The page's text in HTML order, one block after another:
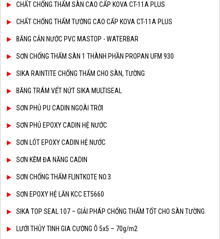
CHẤT CHỐNG THẤM SÀN CAO CẤP KOVA CT-11A PLUS
CHẤT CHỐNG THẤM TƯỜNG CAO CẤP KOVA CT-11A PLUS
BĂNG CẢN NƯỚC PVC MASTOP - WATERBAR
SƠN CHỐNG THẤM SÀN 1 THÀNH PHẦN PROPAN UFM 930
SIKA RAINTITE CHỐNG THẤM CHO SÀN, TƯỜNG
BĂNG TRÁM VẾT NỨT SIKA MULTISEAL
SƠN PHỦ PU CADIN NGOÀI TRỜI
SƠN PHỦ EPOXY CADIN HỆ NƯỚC
SƠN LÓT EPOXY CADIN HỆ NƯỚC
SƠN KẼM ĐA NĂNG CADIN
SƠN CHỐNG THẤM FLINTKOTE NO.3
SƠN EPOXY HỆ LĂN KCC ET5660
SIKA TOP SEAL 107 – GIẢI PHÁP CHỐNG THẤM TỐT CHO SÀN TƯỜNG
LƯỚI THỦY TINH GIA CƯỜNG Ô 5x5 – 70g/m2